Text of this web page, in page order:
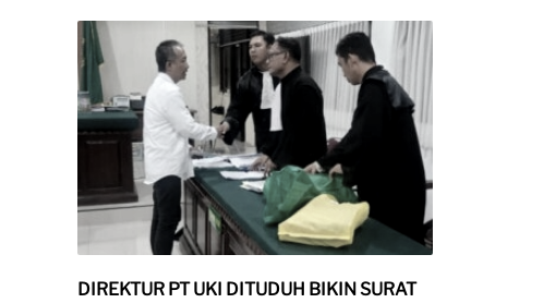
DIREKTUR PT UKI DITUDUH BIKIN SURAT